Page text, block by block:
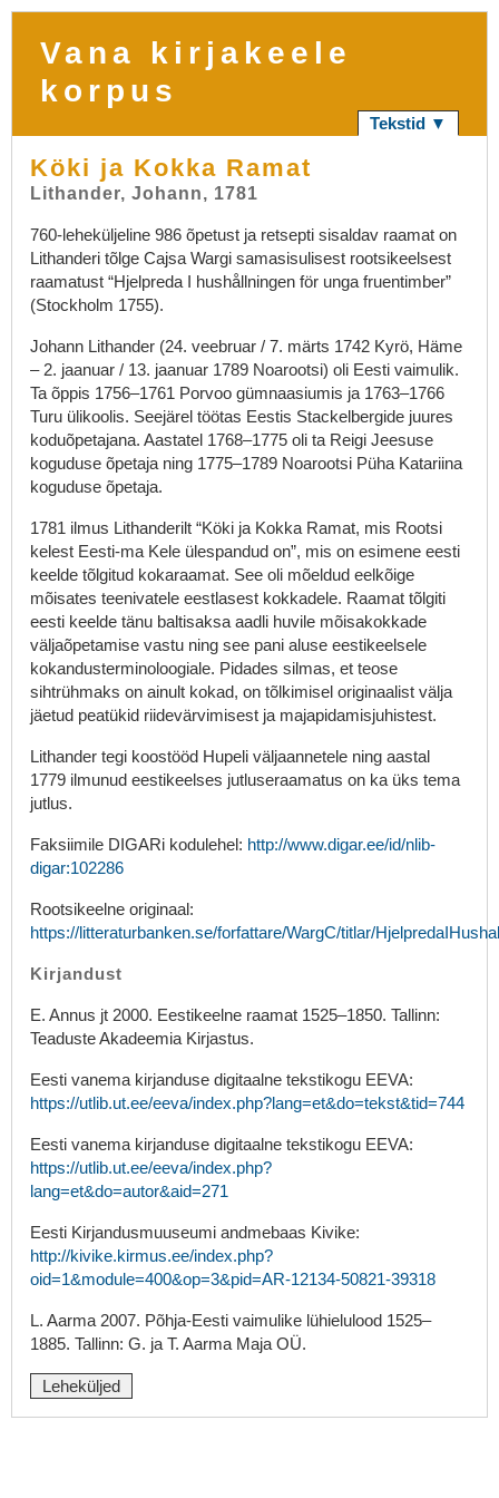
Vana kirjakeele
korpus
Tekstid ▼
Köki ja Kokka Ramat
Lithander, Johann, 1781
760-leheküljeline 986 õpetust ja retsepti sisaldav raamat on
Lithanderi tõlge Cajsa Wargi samasisulisest rootsikeelsest
raamatust “Hjelpreda I hushållningen för unga fruentimber”
(Stockholm 1755).
Johann Lithander (24. veebruar / 7. märts 1742 Kyrö, Häme
– 2. jaanuar / 13. jaanuar 1789 Noarootsi) oli Eesti vaimulik.
Ta õppis 1756–1761 Porvoo gümnaasiumis ja 1763–1766
Turu ülikoolis. Seejärel töötas Eestis Stackelbergide juures
koduõpetajana. Aastatel 1768–1775 oli ta Reigi Jeesuse
koguduse õpetaja ning 1775–1789 Noarootsi Püha Katariina
koguduse õpetaja.
1781 ilmus Lithanderilt “Köki ja Kokka Ramat, mis Rootsi
kelest Eesti-ma Kele ülespandud on”, mis on esimene eesti
keelde tõlgitud kokaraamat. See oli mõeldud eelkõige
mõisates teenivatele eestlasest kokkadele. Raamat tõlgiti
eesti keelde tänu baltisaksa aadli huvile mõisakokkade
väljaõpetamise vastu ning see pani aluse eestikeelsele
kokandusterminoloogiale. Pidades silmas, et teose
sihtrühmaks on ainult kokad, on tõlkimisel originaalist välja
jäetud peatükid riidevärvimisest ja majapidamisjuhistest.
Lithander tegi koostööd Hupeli väljaannetele ning aastal
1779 ilmunud eestikeelses jutluseraamatus on ka üks tema
jutlus.
Faksiimile DIGARi kodulehel: http://www.digar.ee/id/nlib-
digar:102286
Rootsikeelne originaal:
https://litteraturbanken.se/forfattare/WargC/titlar/
Kirjandust
E. Annus jt 2000. Eestikeelne raamat 1525–1850. Tallinn:
Teaduste Akadeemia Kirjastus.
Eesti vanema kirjanduse digitaalne tekstikogu EEVA:
https://utlib.ut.ee/eeva/index.php?lang=et&do=tekst&tid=744
Eesti vanema kirjanduse digitaalne tekstikogu EEVA:
https://utlib.ut.ee/eeva/index.php?
lang=et&do=autor&aid=271
Eesti Kirjandusmuuseumi andmebaas Kivike:
http://kivike.kirmus.ee/index.php?
oid=1&module=400&op=3&pid=AR-12134-50821-39318
L. Aarma 2007. Põhja-Eesti vaimulike lühielulood 1525–
1885. Tallinn: G. ja T. Aarma Maja OÜ.
Leheküljed